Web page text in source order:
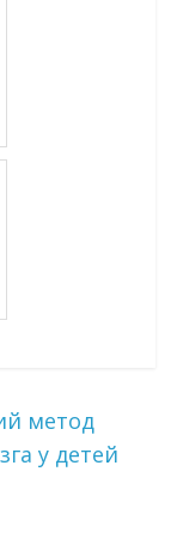
метод
у детей